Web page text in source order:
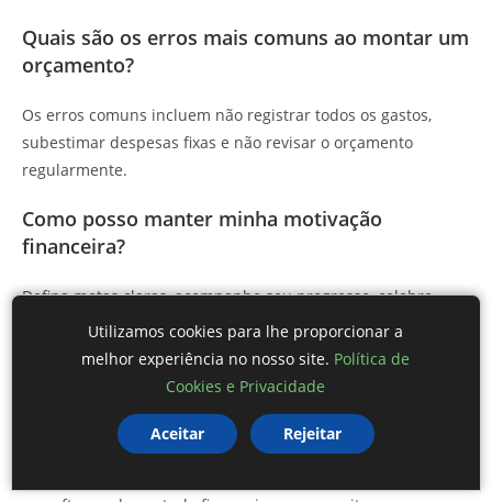
Quais são os erros mais comuns ao montar um
orçamento?
Os erros comuns incluem não registrar todos os gastos,
subestimar despesas fixas e não revisar o orçamento
regularmente.
Como posso manter minha motivação
financeira?
Defina metas claras, acompanhe seu progresso, celebre
pequenas conquistas e envolva-se em comunidades de
finanças para aumentar sua motivação.
Que ferramentas posso usar para controlar
meus gastos?
Utilizamos cookies para lhe proporcionar a
melhor experiência no nosso site. Política de
Cookies e Privacidade
Aceitar Rejeitar